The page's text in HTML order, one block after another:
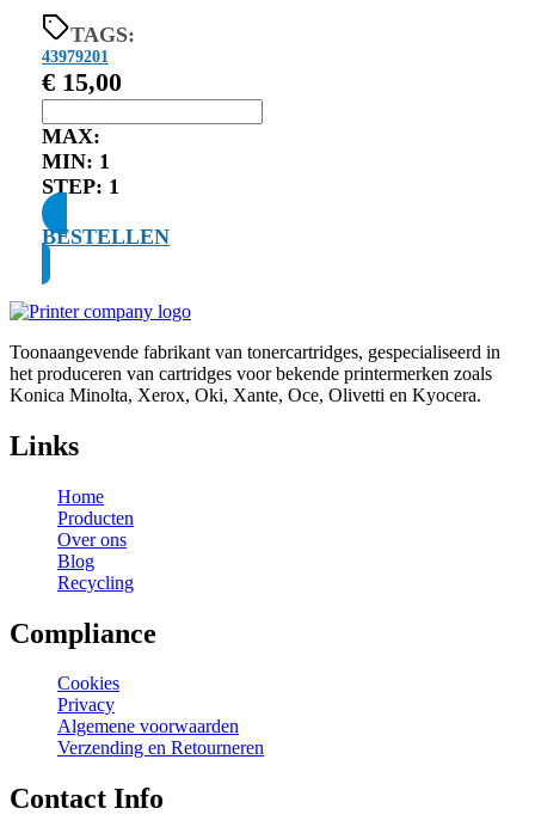
TAGS:
43979201
€ 15,00
MAX:
MIN: 1
STEP: 1
BESTELLEN
Toonaangevende fabrikant van tonercartridges, gespecialiseerd in
het produceren van cartridges voor bekende printermerken zoals
Konica Minolta, Xerox, Oki, Xante, Oce, Olivetti en Kyocera.
Links
Home
Producten
Over ons
Blog
Recycling
Compliance
Cookies
Privacy
Algemene voorwaarden
Verzending en Retourneren
Contact Info